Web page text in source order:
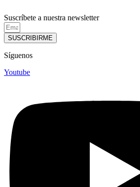
Suscríbete a nuestra newsletter
SUSCRIBIRME
Síguenos
Youtube